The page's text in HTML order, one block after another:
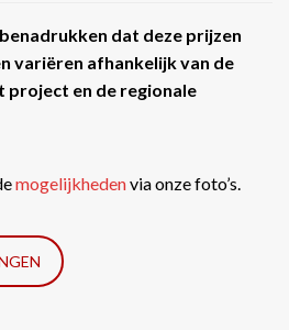
dat deze prijzen
variëren afhankelijk van de
project en de regionale
mogelijkhedenvia onze foto’s.